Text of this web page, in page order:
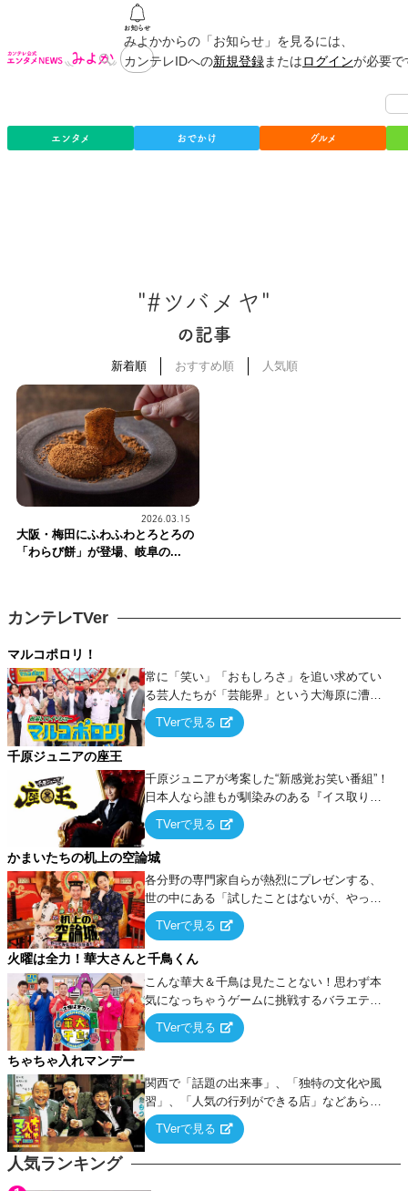
みよかからの「お知らせ」を見るには、
カンテレIDへの新規登録またはログインが必要
エンタメ おでかけ グルメ
"#ツバメヤ"
の記事
新着順 おすすめ順 人気順
2026.03.15
大阪・梅田にふわふわとろとろの
「わらび餅」が登場、岐阜の...
人気ランキング
カンテレTVer
マルコポロリ！
常に「笑い」「おもしろさ」を追い求めてい
る芸人たちが「芸能界」という大海原に漕ぎ
出でて、新たなオモシロ人間を発掘する！
TVerで見る
千原ジュニアの座王
千原ジュニアが考案した“新感覚お笑い番組”！
日本人なら誰もが馴染みのある『イス取りゲ
ーム』をベースに、大喜利・ギャグ・モノボ
ケ・歌…など様々なお題で芸人がショートネ
タを競い合う！
TVerで見る
かまいたちの机上の空論城
各分野の専門家自らが熱烈にプレゼンする、
世の中にある「試したことはないが、やって
みたらこうなる！…ハズ」という“机上の空
論”に若手芸人らがカラダを張って挑む！
TVerで見る
火曜は全力！華大さんと千鳥くん
こんな華大＆千鳥は見たことない！思わず本
気になっちゃうゲームに挑戦するバラエティ
ー！
TVerで見る
ちゃちゃ入れマンデー
関西で「話題の出来事」、「独特の文化や風
習」、「人気の行列ができる店」などあらゆ
るテーマについて好き放題にちゃちゃを入れ
ていく関西色を前面に押し出したトークバラ
TVerで見る